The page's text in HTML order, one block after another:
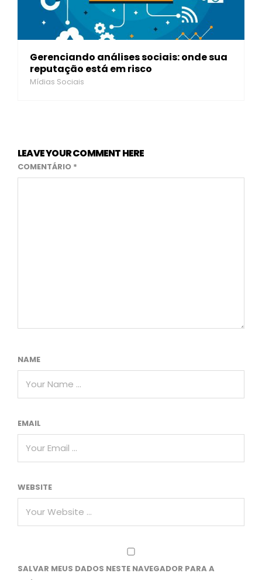
Gerenciando análises sociais: onde sua
reputação está em risco
Mídias Sociais
LEAVE YOUR COMMENT HERE
COMENTÁRIO *
NAME
EMAIL
WEBSITE
SALVAR MEUS DADOS NESTE NAVEGADOR PARA A